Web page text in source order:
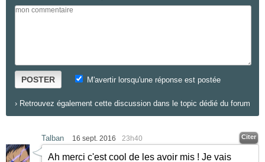
POSTER M'avertir lorsqu'une réponse est postée
› Retrouvez également cette discussion dans le topic dédié du forum
Talban 16 sept. 2016 23h40 Citer
Ah merci c'est cool de les avoir mis ! Je vais